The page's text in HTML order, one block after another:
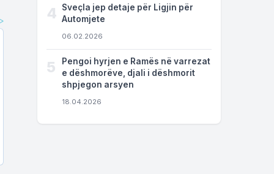
4
Sveçla jep detaje për Ligjin për
Automjete
06.02.2026
5
Pengoi hyrjen e Ramës në varrezat
e dëshmorëve, djali i dëshmorit
shpjegon arsyen
18.04.2026